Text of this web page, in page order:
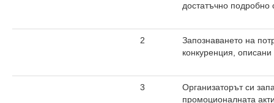
достатъчно подробно
2
Запознаването на
конкуренция,
3
Организаторът си
промоционалната